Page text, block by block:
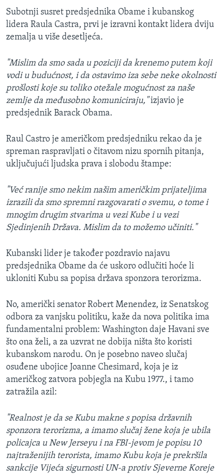
Subotnji susret predsjednika Obame i kubanskog
lidera Raula Castra, prvi je izravni kontakt lidera dviju
zemalja u više desetljeća.
"Mislim da smo sada u poziciji da krenemo putem koji
vodi u budućnost, i da ostavimo iza sebe neke okolnosti
prošlosti koje su toliko otežale mogućnost za naše
zemlje da međusobno komuniciraju,"izjavio je
predsjednik Barack Obama.
Raul Castro je američkom predsjedniku rekao da je
spreman raspravljati o čitavom nizu spornih pitanja,
uključujući ljudska prava i slobodu štampe:
"Već ranije smo nekim našim američkim prijateljima
izrazili da smo spremni razgovarati o svemu, o tome i
mnogim drugim stvarima u vezi Kube i u vezi
Sjedinjenih Država. Mislim da to možemo učiniti."
Kubanski lider je također pozdravio najavu
predsjednika Obame da će uskoro odlučiti hoće li
ukloniti Kubu sa popisa država sponzora terorizma.
No, američki senator Robert Menendez, iz Senatskog
odbora za vanjsku politiku, kaže da nova politika ima
fundamentalni problem: Washington daje Havani sve
što ona želi, a za uzvrat ne dobija ništa što koristi
kubanskom narodu. On je posebno naveo slučaj
osuđene ubojice Joanne Chesimard, koja je iz
američkog zatvora pobjegla na Kubu 1977., i tamo
zatražila azil:
"Realnost je da se Kubu makne s popisa državnih
sponzora terorizma, a imamo slučaj žene koja je ubila
policajca u New Jerseyu i na FBI-jevom je popisu 10
najtraženijih terorista, imamo Kubu koja je prekršila
sankcije Vijeća sigurnosti UN-a protiv Sjeverne Koreje